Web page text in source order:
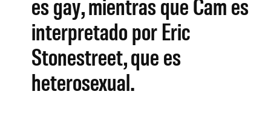
interpretado por Eric
Stonestreet, que es
heterosexual.